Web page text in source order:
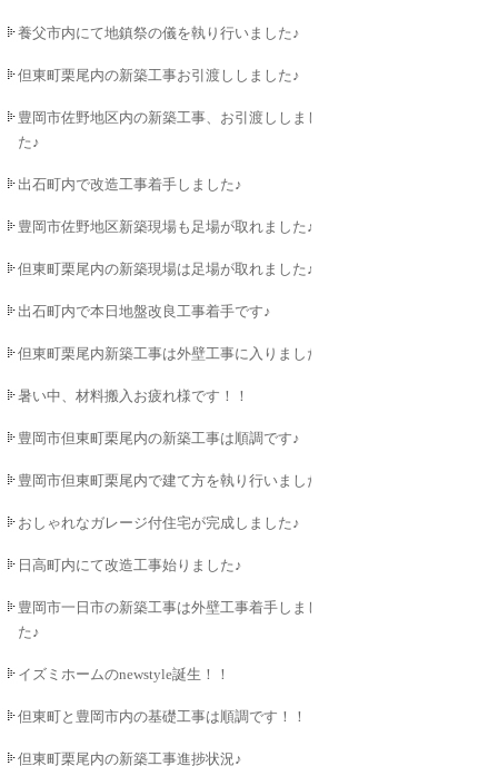
養父市内にて地鎮祭の儀を執り行いました♪
但東町栗尾内の新築工事お引渡ししました♪
豊岡市佐野地区内の新築工事、お引渡ししまし
た♪
出石町内で改造工事着手しました♪
豊岡市佐野地区新築現場も足場が取れました♪
但東町栗尾内の新築現場は足場が取れました♪
出石町内で本日地盤改良工事着手です♪
但東町栗尾内新築工事は外壁工事に入りました♪
暑い中、材料搬入お疲れ様です！！
豊岡市但東町栗尾内の新築工事は順調です♪
豊岡市但東町栗尾内で建て方を執り行いました♪
おしゃれなガレージ付住宅が完成しました♪
日高町内にて改造工事始りました♪
豊岡市一日市の新築工事は外壁工事着手しまし
た♪
イズミホームのnewstyle誕生！！
但東町と豊岡市内の基礎工事は順調です！！
但東町栗尾内の新築工事進捗状況♪